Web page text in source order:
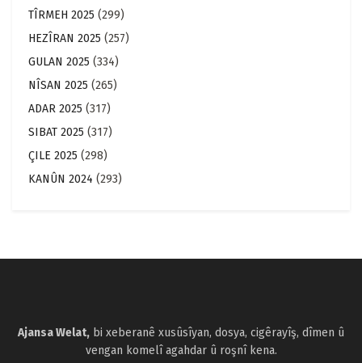
TÎRMEH 2025 (299)
HEZÎRAN 2025 (257)
GULAN 2025 (334)
NÎSAN 2025 (265)
ADAR 2025 (317)
SIBAT 2025 (317)
ÇILE 2025 (298)
KANÛN 2024 (293)
Ajansa Welat, bi xeberanê xusûsîyan, dosya, cigêrayîş, dîmen û
vengan komelî agahdar û roşnî kena.